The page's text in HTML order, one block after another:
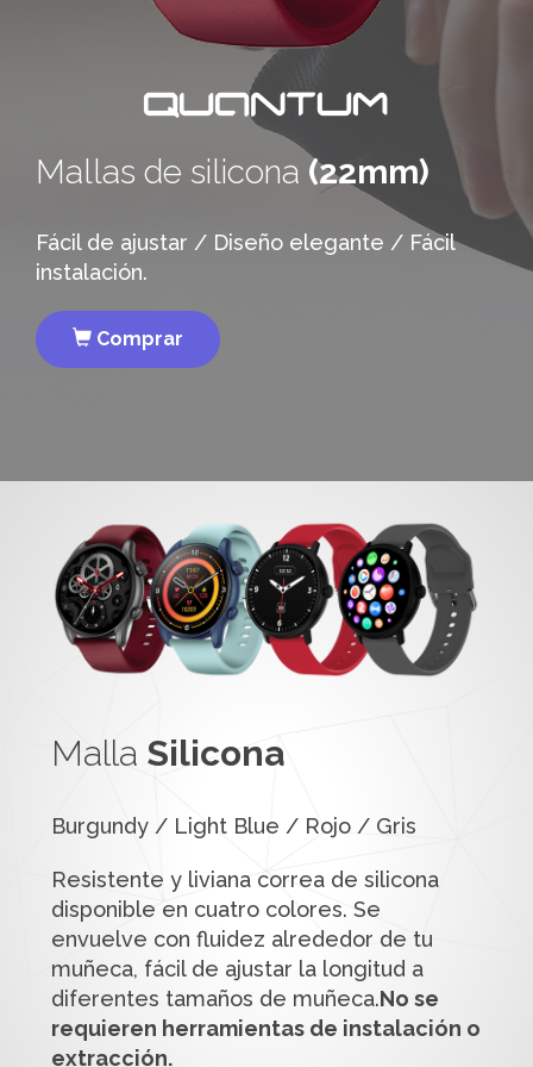
Mallas de silicona (22mm)
Fácil de ajustar / Diseño elegante / Fácil
instalación.
Comprar
Malla Silicona
Burgundy / Light Blue / Rojo / Gris
Resistente y liviana correa de silicona
disponible en cuatro colores. Se
envuelve con fluidez alrededor de tu
muñeca, fácil de ajustar la longitud a
diferentes tamaños de muñeca.No se
requieren herramientas de instalación o
extracción.